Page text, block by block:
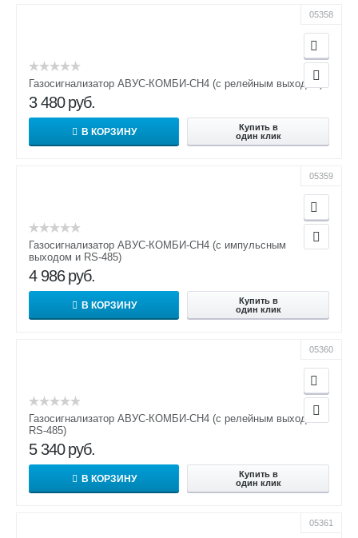
05358
Газосигнализатор АВУС-КОМБИ-СН4 (с релейным выходом)
3 480 руб.
В КОРЗИНУ
Купить в
один клик
05359
Газосигнализатор АВУС-КОМБИ-СН4 (с импульсным
выходом и RS-485)
4 986 руб.
В КОРЗИНУ
Купить в
один клик
05360
Газосигнализатор АВУС-КОМБИ-СН4 (с релейным выходом и
RS-485)
5 340 руб.
В КОРЗИНУ
Купить в
один клик
05361